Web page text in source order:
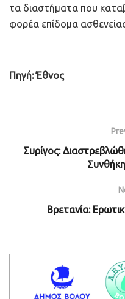
τα διαστήματα που
φορέα επίδομα
Πηγή: Έθνος
Συρίγος:
Βρετανία: